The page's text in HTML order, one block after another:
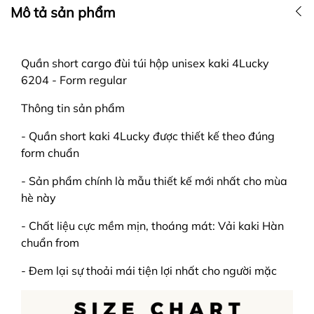
Mô tả sản phẩm
Quần short cargo đùi túi hộp unisex kaki 4Lucky
6204 - Form regular
Thông tin sản phẩm
- Quần short kaki 4Lucky được thiết kế theo đúng
form chuẩn
- Sản phẩm chính là mẫu thiết kế mới nhất cho mùa
hè này
- Chất liệu cực mềm mịn, thoáng mát: Vải kaki Hàn
chuẩn from
- Đem lại sự thoải mái tiện lợi nhất cho người mặc